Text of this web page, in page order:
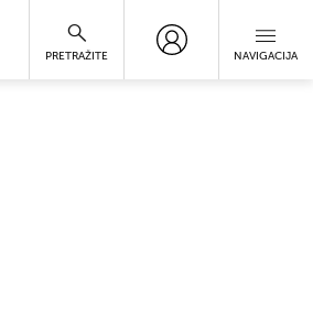
PRETRAŽITE NAVIGACIJA